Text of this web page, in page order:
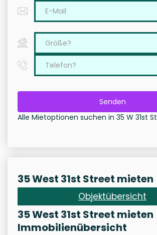
Senden
Alle Mietoptionen suchen in 35 W 31st St
35 West 31st Street mieten
Objektübersicht
35 West 31st Street mieten
Immobilienübersicht